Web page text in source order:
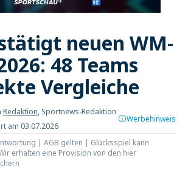
neuen WM-
48 Teams
Vergleiche
Redaktion, Sportnews-Redaktion
am 03.07.2026
Werbehinweis
| AGB gelten | Glücksspiel kann
erhalten eine Provision von den hier